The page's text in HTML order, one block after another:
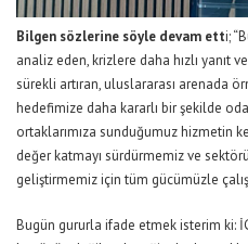
Bilgen sözlerine söyle devam etti;
analiz eden, krizlere daha hızlı yanıt
sürekli artıran, uluslararası arenada
hedefimize daha kararlı bir şekilde
ortaklarımıza sunduğumuz hizmetin
değer katmayı sürdürmemiz ve
geliştirmemiz için tüm gücümüzle
Bugün gururla ifade etmek isterim ki: